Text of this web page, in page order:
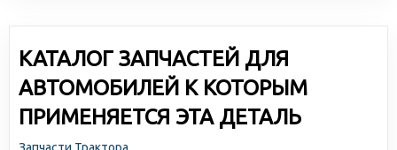
КАТАЛОГ ЗАПЧАСТЕЙ ДЛЯ
АВТОМОБИЛЕЙ К КОТОРЫМ
ПРИМЕНЯЕТСЯ ЭТА ДЕТАЛЬ